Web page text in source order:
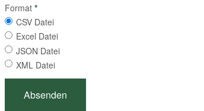
Format *
CSV Datei
Excel Datei
JSON Datei
XML Datei